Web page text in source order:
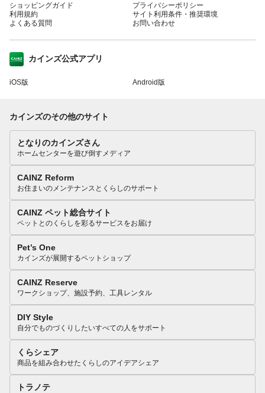
ショッピングガイド
利用規約
よくある質問
プライバシーポリシー
サイト利用条件・推奨環境
お問い合わせ
カインズ公式アプリ
iOS版 Android版
カインズのその他のサイト
となりのカインズさん
ホームセンターを遊び倒すメディア
CAINZ Reform
お住まいのメンテナンスとくらしのサポート
CAINZ ペット総合サイト
ペットとのくらしを彩るサービスをお届け
Pet’s One
カインズが展開するペットショップ
CAINZ Reserve
ワークショップ、施設予約、工具レンタル
DIY Style
自分でものづくりしたいすべての人をサポート
くらシェア
商品を組み合わせたくらしのアイデアシェア
トラノテ